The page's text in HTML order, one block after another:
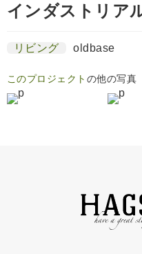
インダストリア
リビング oldbase
このプロジェクト の他の写真